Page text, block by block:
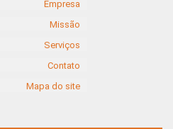
Empresa
Missão
Serviços
Contato
Mapa do site